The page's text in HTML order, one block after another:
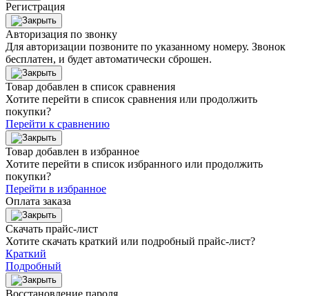
Регистрация
Авторизация по звонку
Для авторизации позвоните по указанному номеру. Звонок
бесплатен, и будет автоматически сброшен.
Товар добавлен в список сравнения
Хотите перейти в список сравнения или продолжить
покупки?
Перейти к сравнению
Товар добавлен в избранное
Хотите перейти в список избранного или продолжить
покупки?
Перейти в избранное
Оплата заказа
Скачать прайс-лист
Хотите скачать краткий или подробный прайс-лист?
Краткий
Подробный